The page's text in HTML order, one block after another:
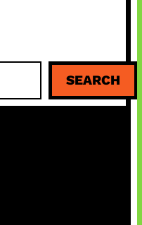
SEARCH